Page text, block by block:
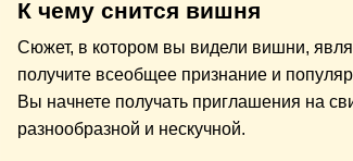
К чему снится вишня
Сюжет, в котором вы видели вишни,
получите всеобщее признание и
Вы начнете получать приглашения на
разнообразной и нескучной.